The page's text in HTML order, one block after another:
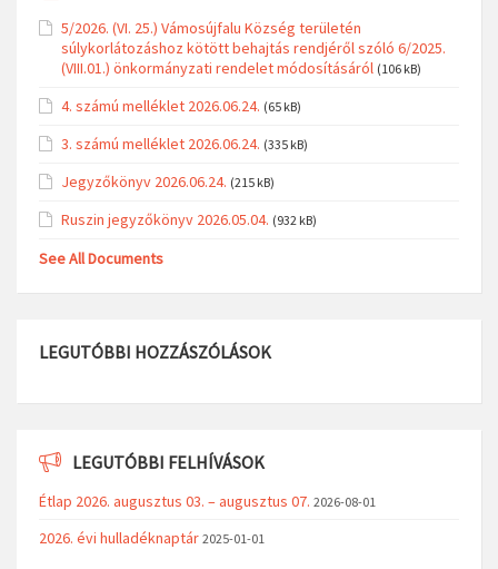
5/2026. (VI. 25.) Vámosújfalu Község területén
súlykorlátozáshoz kötött behajtás rendjéről szóló 6/2025.
(VIII.01.) önkormányzati rendelet módosításáról (106 kB)
4. számú melléklet 2026.06.24. (65 kB)
3. számú melléklet 2026.06.24. (335 kB)
Jegyzőkönyv 2026.06.24. (215 kB)
Ruszin jegyzőkönyv 2026.05.04. (932 kB)
See All Documents
LEGUTÓBBI HOZZÁSZÓLÁSOK
LEGUTÓBBI FELHÍVÁSOK
Étlap 2026. augusztus 03. – augusztus 07. 2026-08-01
2026. évi hulladéknaptár 2025-01-01